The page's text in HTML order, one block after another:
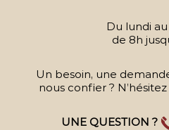
Du lundi
de 8h
Un besoin, une
nous confier ?
UNE QUESTION ?